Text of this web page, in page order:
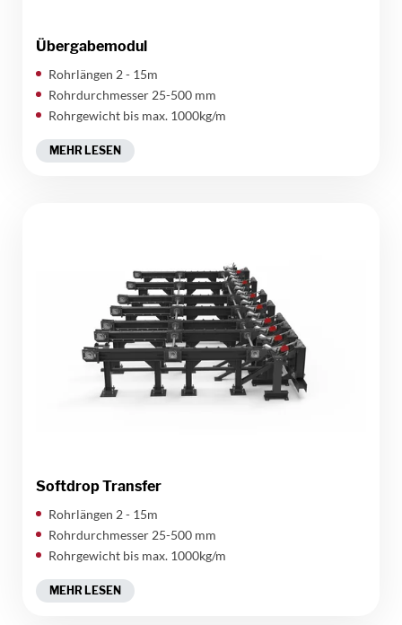
Übergabemodul
Rohrlängen 2 - 15m
Rohrdurchmesser 25-500 mm
Rohrgewicht bis max. 1000kg/m
MEHR LESEN
Softdrop Transfer
Rohrlängen 2 - 15m
Rohrdurchmesser 25-500 mm
Rohrgewicht bis max. 1000kg/m
MEHR LESEN